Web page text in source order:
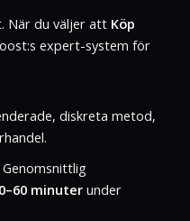
När du väljer att Köp
expert-system för
diskreta metod,
Genomsnittlig
minuter under